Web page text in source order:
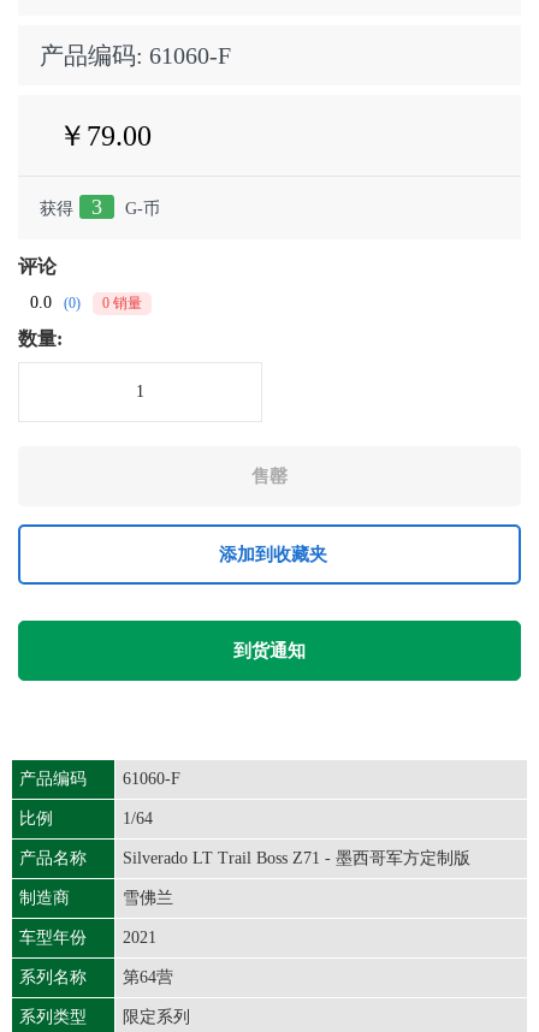
产品编码: 61060-F
￥79.00
获得 3 G-币
评论
0.0 (0) 0 销量
数量:
添加到收藏夹
到货通知
产品编码 61060-F
比例 1/64
产品名称 Silverado LT Trail Boss Z71 - 墨西哥军方定制版
制造商 雪佛兰
车型年份 2021
系列名称 第64营
系列类型 限定系列